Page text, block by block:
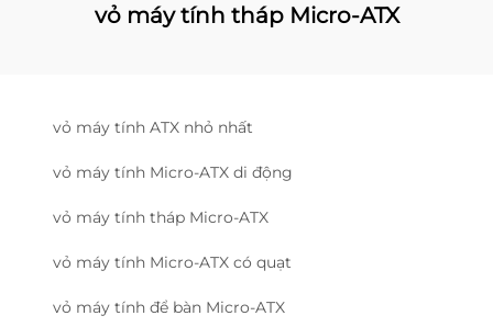
vỏ máy tính tháp Micro-ATX
vỏ máy tính ATX nhỏ nhất
vỏ máy tính Micro-ATX di động
vỏ máy tính tháp Micro-ATX
vỏ máy tính Micro-ATX có quạt
vỏ máy tính để bàn Micro-ATX